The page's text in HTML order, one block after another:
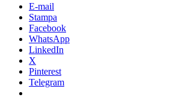
E-mail
Stampa
Facebook
WhatsApp
LinkedIn
X
Pinterest
Telegram